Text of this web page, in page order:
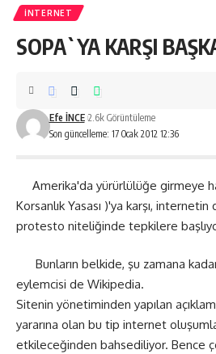
İNTERNET
SOPA`YA KARŞI
Son güncelleme: 17 Ocak 2012 12:36
Efe İNCE 2.6k Görüntüleme
Amerika'da yürürlülüğe girmeye
Korsanlık Yasası )'ya karşı,
protesto niteliğinde tepkilere
Bunların belkide, şu zamana
eylemcisi de Wikipedia.
Sitenin yönetiminden yapılan
yararına olan bu tip internet
etkileceğinden bahsediliyor. Bence